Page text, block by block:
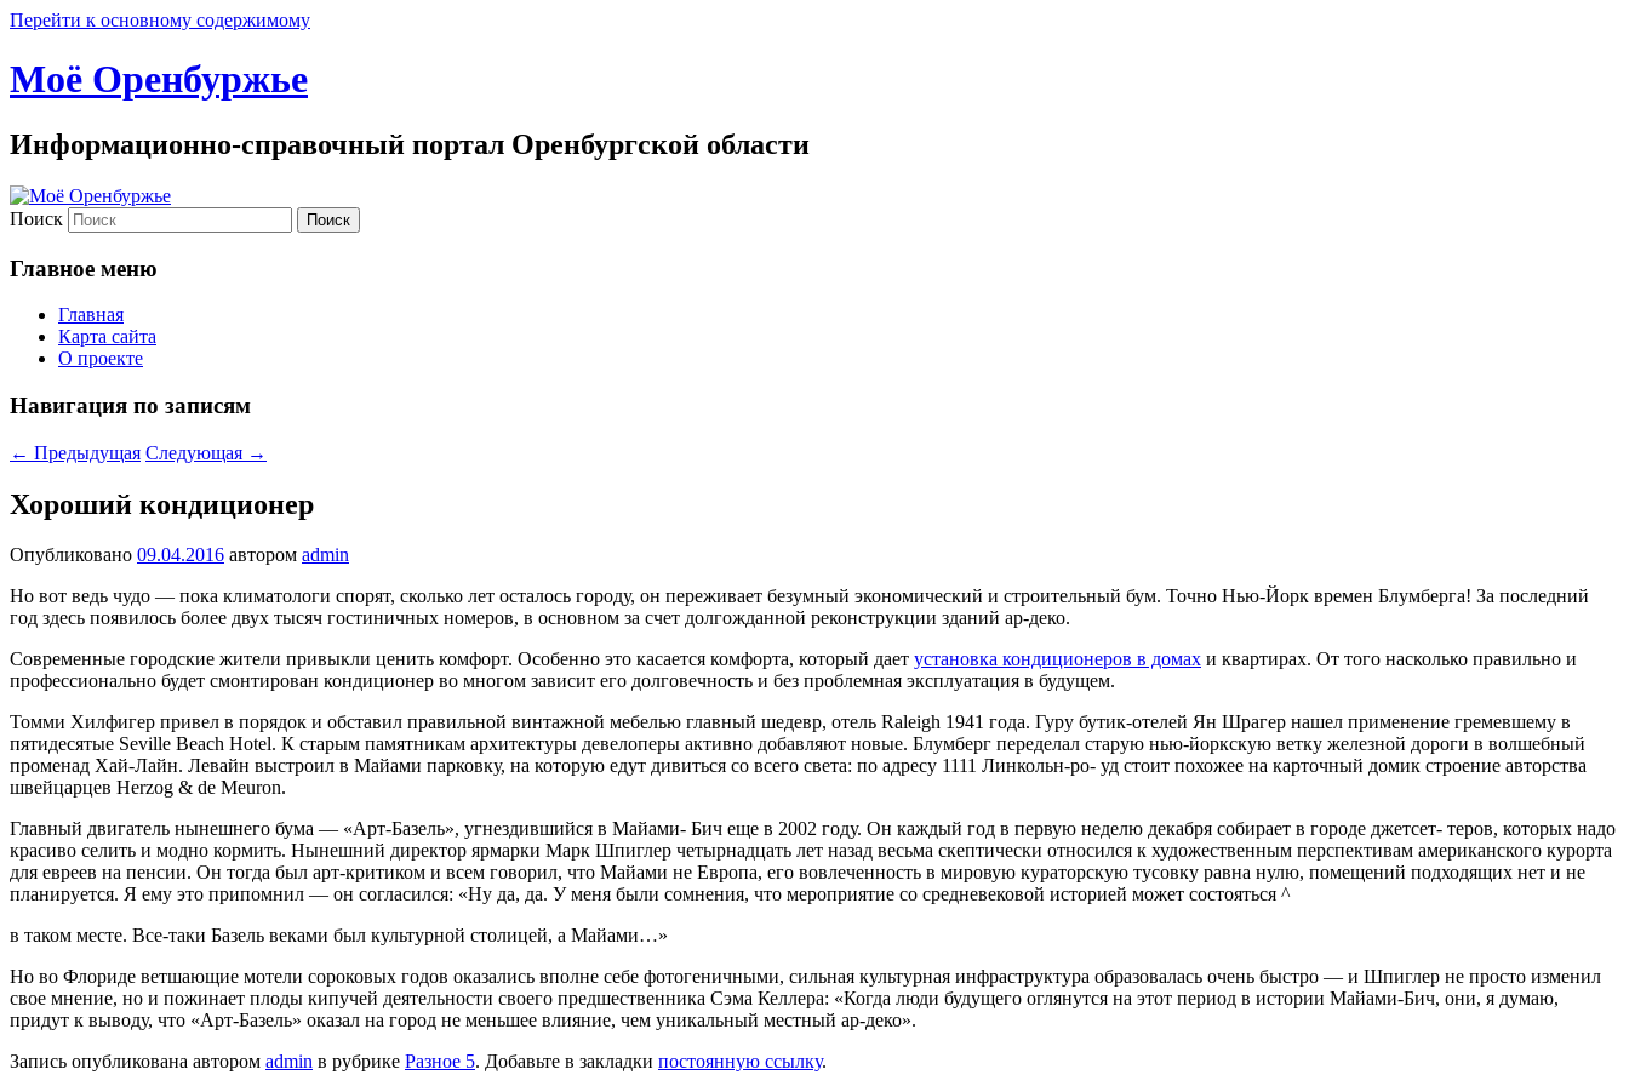
Перейти к основному содержимому
Моё Оренбуржье
Информационно-справочный портал Оренбургской области
Поиск
Главное меню
Главная
Карта сайта
О проекте
Навигация по записям
← Предыдущая Следующая →
Хороший кондиционер
Опубликовано 09.04.2016 автором admin
Но вот ведь чудо — пока климатологи спорят, сколько лет осталось городу, он переживает безумный экономи­ческий и строительный бум. Точно Нью-Йорк времен Блумберга! За последний
год здесь появилось более двух тысяч гостиничных номеров, в основном за счет долгождан­ной реконструкции зданий ар-деко.
Современные городские жители привыкли ценить комфорт. Особенно это касается комфорта, который дает установка кондиционеров в домах и квартирах. От того насколько правильно и
профессионально будет смонтирован кондиционер во многом зависит его долговечность и без проблемная эксплуатация в будущем.
Томми Хилфигер привел в порядок и обставил правильной винтажной мебелью главный шедевр, отель Raleigh 1941 года. Гуру бутик-отелей Ян Шрагер нашел применение гремевшему в
пяти­десятые Seville Beach Hotel. К старым памят­никам архитектуры девелоперы активно добавляют новые. Блумберг переделал старую нью-йоркскую ветку железной до­роги в волшебный
променад Хай-Лайн. Левайн выстроил в Майами парков­ку, на которую едут дивиться со всего света: по адресу 1111 Линкольн-ро- уд стоит похожее на карточный до­мик строение авторства
швейцарцев Herzog & de Meuron.
Главный двигатель нынешнего бума — «Арт-Базель», угнездившийся в Майами- Бич еще в 2002 году. Он каждый год в пер­вую неделю декабря собирает в городе джетсет- теров, которых надо
красиво селить и модно кормить. Нынешний директор ярмарки Марк Шпиглер четырнадцать лет назад весьма скептически относился к художественным пер­спективам американского курорта
для евреев на пенсии. Он тогда был арт-критиком и всем говорил, что Майами не Европа, его вовлеченность в мировую кураторскую тусовку равна нулю, помещений подходящих нет и не
планируется. Я ему это при­помнил — он согласился: «Ну да, да. У меня были сомнения, что мероприятие со средневековой историей может состояться ^
в таком месте. Все-таки Базель веками был культурной столицей, а Майами…»
Но во Флориде ветшающие мотели сороковых годов оказались вполне себе фотогеничными, сильная культурная инфраструкту­ра образовалась очень быстро — и Шпиглер не просто изменил
свое мнение, но и пожинает плоды кипучей деятельности своего предшественника Сэма Келлера: «Когда люди будущего оглянутся на этот период в истории Майами-Бич, они, я думаю,
придут к вы­воду, что «Арт-Базель» оказал на город не меньшее влияние, чем уникальный местный ар-деко».
Запись опубликована автором admin в рубрике Разное 5. Добавьте в закладки постоянную ссылку.